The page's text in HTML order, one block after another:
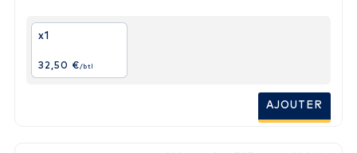
x1
32,50 €/btl
AJOUTER